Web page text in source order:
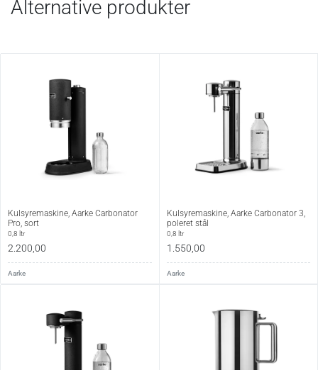
Alternative produkter
Kulsyremaskine, Aarke Carbonator
Pro, sort
0,8 ltr
2.200,00
Aarke
Kulsyremaskine, Aarke Carbonator 3,
poleret stål
0,8 ltr
1.550,00
Aarke